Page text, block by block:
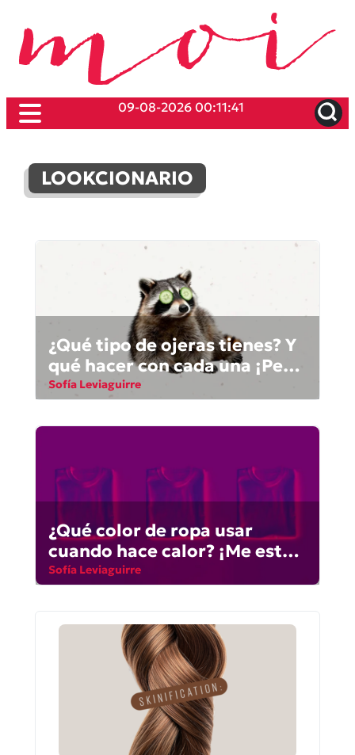
09-08-2026 00:11:41
LOOKCIONARIO
¿Qué tipo de ojeras tienes? Y
qué hacer con cada una ¡Peor
que un mapache!
Sofía Leviaguirre
¿Qué color de ropa usar
cuando hace calor? ¡Me estoy
cocinando!
Sofía Leviaguirre